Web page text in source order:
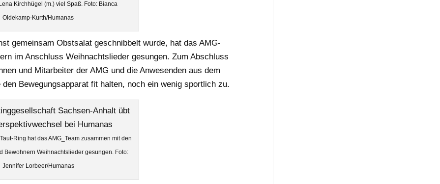
Kirchhügel (m.) viel Spaß. Foto: Bianca
Oldekamp-Kurth/Humanas
gemeinsam Obstsalat geschnibbelt wurde, hat das AMG-
im Anschluss Weihnachtslieder gesungen. Zum Abschluss
und Mitarbeiter der AMG und die Anwesenden aus dem
Bewegungsapparat fit halten, noch ein wenig sportlich zu.
Ring hat das AMG_Team zusammen mit den
Bewohnern Weihnachtslieder gesungen. Foto:
Jennifer Lorbeer/Humanas